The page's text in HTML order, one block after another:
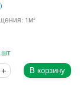
1
В корзину